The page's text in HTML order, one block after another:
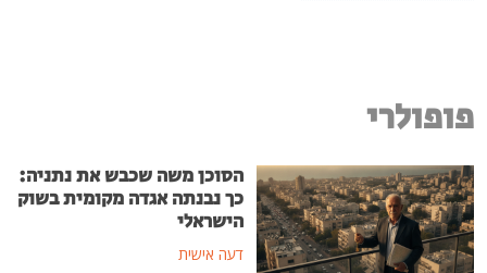
פופולרי
הסוכן משה שכבש את נתניה:
כך נבנתה אגדה מקומית בשוק
הישראלי
דעה אישית